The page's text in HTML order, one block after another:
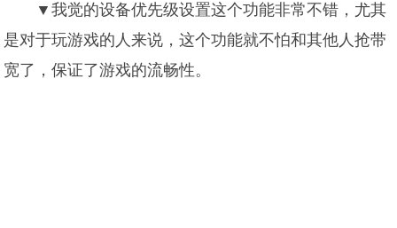
▼我觉的设备优先级设置这个功能非常不错，尤其
是对于玩游戏的人来说，这个功能就不怕和其他人抢带
宽了，保证了游戏的流畅性。